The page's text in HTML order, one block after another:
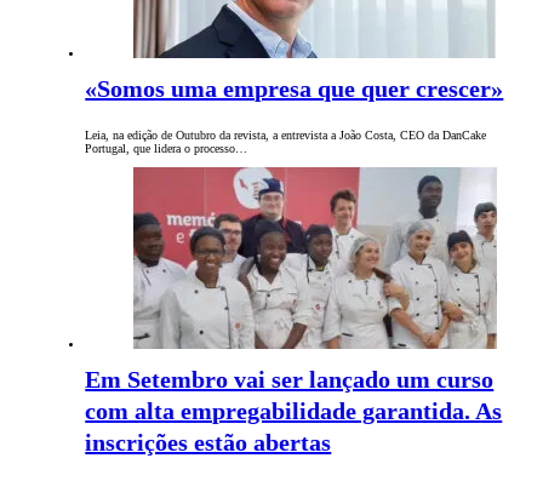
«Somos uma empresa que quer crescer»
Leia, na edição de Outubro da revista, a entrevista a João Costa, CEO da DanCake
Portugal, que lidera o processo…
Em Setembro vai ser lançado um curso
com alta empregabilidade garantida. As
inscrições estão abertas